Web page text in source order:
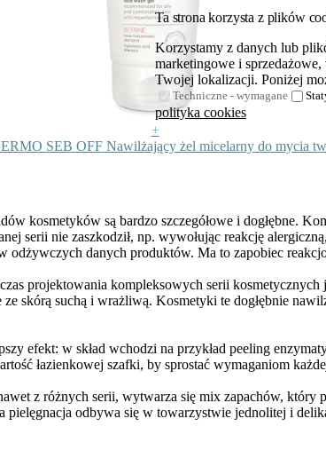
+
SEB OFF Nawilżający żel micelarny do mycia
kosmetyków są bardzo szczegółowe i dogłębne.
serii nie zaszkodził, np. wywołując reakcję
odżywczych danych produktów. Ma to zapobiec
projektowania kompleksowych serii kosmetycznych
ze skórą suchą i wrażliwą. Kosmetyki te dogłębnie
efekt: w skład wchodzi na przykład peeling
łazienkowej szafki, by sprostać wymaganiom
z różnych serii, wytwarza się mix zapachów,
pielęgnacja odbywa się w towarzystwie jednolitej i
Ta strona korzysta z plików
Korzystamy z danych lub
marketingowe i
Twojej lokalizacji. Poniżej
Techniczne - wymagane
polityka cookies